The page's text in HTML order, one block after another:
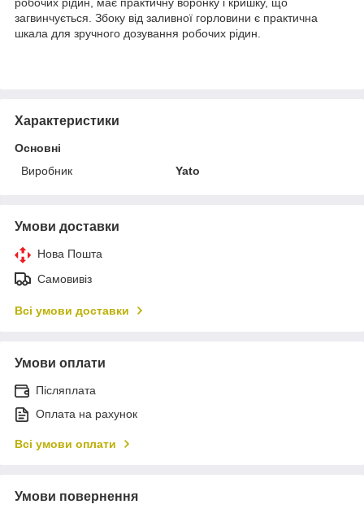
загвинчується. Збоку від заливної горловини є практична
шкала для зручного дозування робочих рідин.
Характеристики
Основні
Виробник
Yato
Умови доставки
Нова Пошта
Самовивіз
Всі умови доставки
Умови оплати
Післяплата
Оплата на рахунок
Всі умови оплати
Умови повернення